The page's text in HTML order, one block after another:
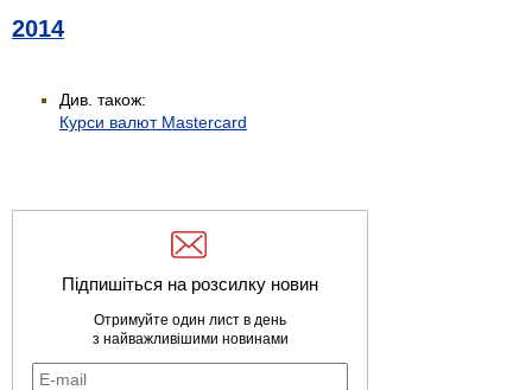
2014
Див. також:
Курси валют Mastercard
Підпишіться на розсилку новин
Отримуйте один лист в день
з найважливішими новинами